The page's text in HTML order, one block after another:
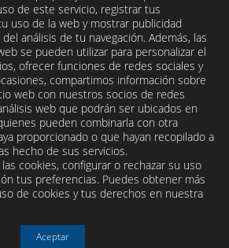
· Todos los derechos reservados · Web
de este servicio, registrar tus
uso de la web y mostrar publicidad
análisis de tu navegación. Además, las
se pueden utilizar para personalizar el
ofrecer funciones de redes sociales y
compartimos información sobre
web con nuestros socios de redes
web que podrán ser ubicados en
pueden combinarla con otra
proporcionado o que hayan recopilado a
hecho de sus servicios.
cookies, configurar o rechazar su uso
tus preferencias. Puedes obtener más
de cookies y tus derechos en nuestra
Aceptar